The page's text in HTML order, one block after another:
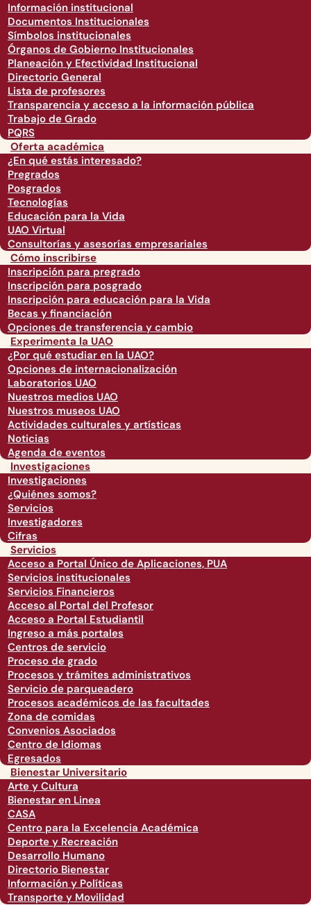
Información institucional
Documentos Institucionales
Símbolos institucionales
Órganos de Gobierno Institucionales
Planeación y Efectividad Institucional
Directorio General
Lista de profesores
Transparencia y acceso a la información pública
Trabajo de Grado
PQRS
Oferta académica
¿En qué estás interesado?
Pregrados
Posgrados
Tecnologías
Educación para la Vida
UAO Virtual
Consultorías y asesorías empresariales
Cómo inscribirse
Inscripción para pregrado
Inscripción para posgrado
Inscripción para educación para la Vida
Becas y financiación
Opciones de transferencia y cambio
Experimenta la UAO
¿Por qué estudiar en la UAO?
Opciones de internacionalización
Laboratorios UAO
Nuestros medios UAO
Nuestros museos UAO
Actividades culturales y artísticas
Noticias
Agenda de eventos
Investigaciones
Investigaciones
¿Quiénes somos?
Servicios
Investigadores
Cifras
Servicios
Acceso a Portal Único de Aplicaciones, PUA
Servicios institucionales
Servicios Financieros
Acceso al Portal del Profesor
Acceso a Portal Estudiantil
Ingreso a más portales
Centros de servicio
Proceso de grado
Procesos y trámites administrativos
Servicio de parqueadero
Procesos académicos de las facultades
Zona de comidas
Convenios Asociados
Centro de Idiomas
Egresados
Bienestar Universitario
Arte y Cultura
Bienestar en Linea
CASA
Centro para la Excelencia Académica
Deporte y Recreación
Desarrollo Humano
Directorio Bienestar
Información y Políticas
Transporte y Movilidad